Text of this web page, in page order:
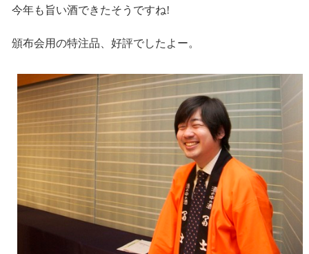
今年も旨い酒できたそうですね!
頒布会用の特注品、好評でしたよー。